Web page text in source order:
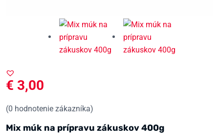
€ 3,00
(0 hodnotenie zákazníka)
Mix múk na prípravu zákuskov 400g